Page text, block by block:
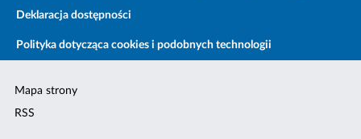
Deklaracja dostępności
Polityka dotycząca cookies i podobnych technologii
Mapa strony
RSS